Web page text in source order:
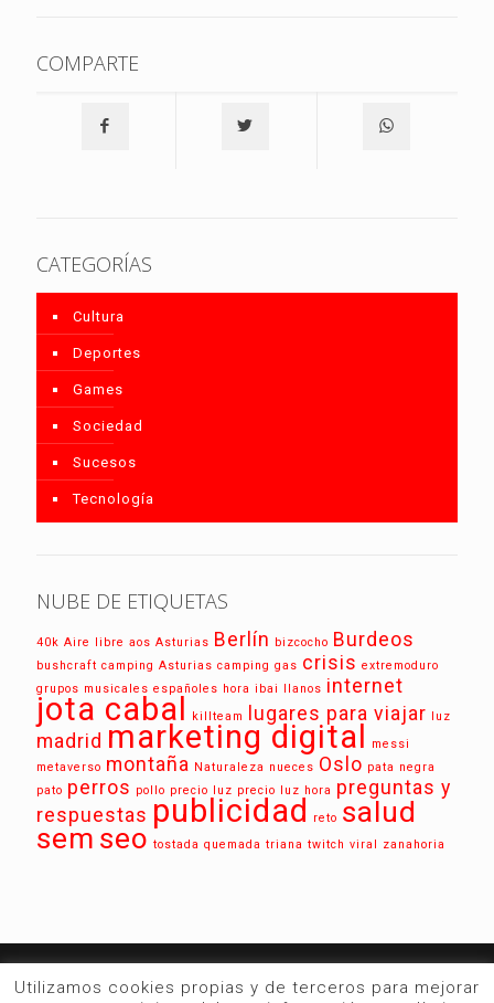
COMPARTE
CATEGORÍAS
Cultura
Deportes
Games
Sociedad
Sucesos
Tecnología
NUBE DE ETIQUETAS
40k Aire libre aos Asturias Berlín bizcocho Burdeos
bushcraft camping Asturias camping gas crisis extremoduro
grupos musicales españoles hora ibai llanos internet
jota cabal killteam lugares para viajar luz
madrid marketing digital
messi
metaverso montaña Naturaleza nueces Oslo pata negra
pato perros pollo precio luz precio luz hora preguntas y
respuestas publicidad reto salud
sem seo tostada quemada triana twitch viral zanahoria
La web de lasNo-Noticiaspara conocer
Utilizamos cookies propias y de terceros para mejorar